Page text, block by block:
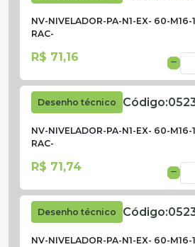
NV-NIVELADOR-PA-N1-EX- 60-M16-
RAC-
R$ 71,16
Desenho técnico Código:
NV-NIVELADOR-PA-N1-EX- 60-
RAC-
R$ 71,74
Desenho técnico Código:
NV-NIVELADOR-PA-N1-EX- 60-M16-